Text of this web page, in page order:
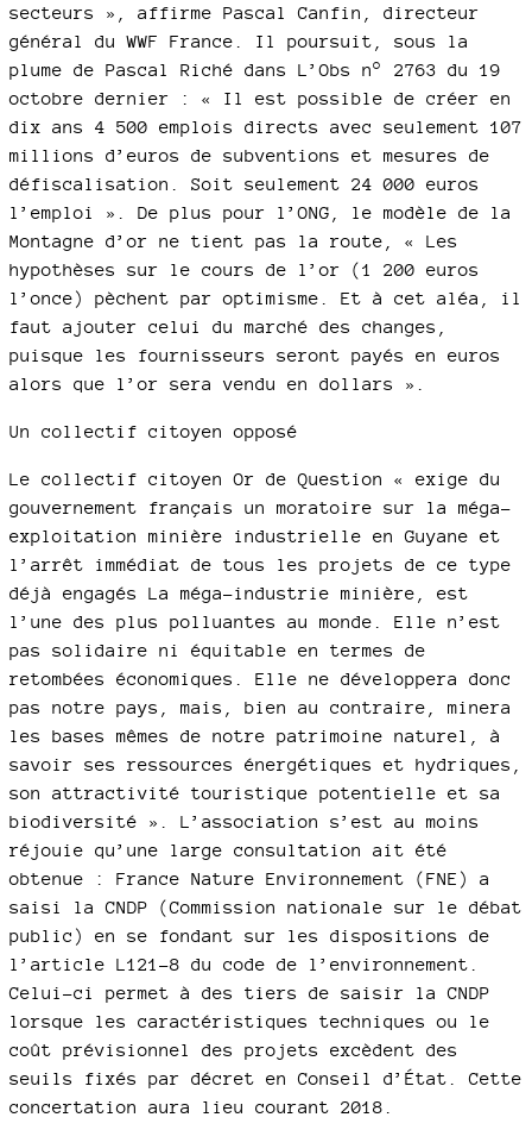
secteurs », affirme Pascal Canfin, directeur
général du WWF France. Il poursuit, sous la
plume de Pascal Riché dans L’Obs n° 2763 du 19
octobre dernier : « Il est possible de créer en
dix ans 4 500 emplois directs avec seulement 107
millions d’euros de subventions et mesures de
défiscalisation. Soit seulement 24 000 euros
l’emploi ». De plus pour l’ONG, le modèle de la
Montagne d’or ne tient pas la route, « Les
hypothèses sur le cours de l’or (1 200 euros
l’once) pèchent par optimisme. Et à cet aléa, il
faut ajouter celui du marché des changes,
puisque les fournisseurs seront payés en euros
alors que l’or sera vendu en dollars ».
Un collectif citoyen opposé
Le collectif citoyen Or de Question « exige du
gouvernement français un moratoire sur la méga-
exploitation minière industrielle en Guyane et
l’arrêt immédiat de tous les projets de ce type
déjà engagés La méga-industrie minière, est
l’une des plus polluantes au monde. Elle n’est
pas solidaire ni équitable en termes de
retombées économiques. Elle ne développera donc
pas notre pays, mais, bien au contraire, minera
les bases mêmes de notre patrimoine naturel, à
savoir ses ressources énergétiques et hydriques,
son attractivité touristique potentielle et sa
biodiversité ». L’association s’est au moins
réjouie qu’une large consultation ait été
obtenue : France Nature Environnement (FNE) a
saisi la CNDP (Commission nationale sur le débat
public) en se fondant sur les dispositions de
l’article L121-8 du code de l’environnement.
Celui-ci permet à des tiers de saisir la CNDP
lorsque les caractéristiques techniques ou le
coût prévisionnel des projets excèdent des
seuils fixés par décret en Conseil d’État. Cette
concertation aura lieu courant 2018.